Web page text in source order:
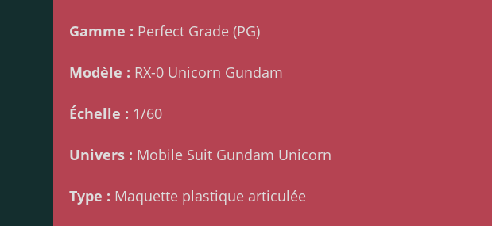
Gamme : Perfect Grade (PG)
Modèle : RX-0 Unicorn Gundam
Échelle : 1/60
Univers : Mobile Suit Gundam Unicorn
Type : Maquette plastique articulée